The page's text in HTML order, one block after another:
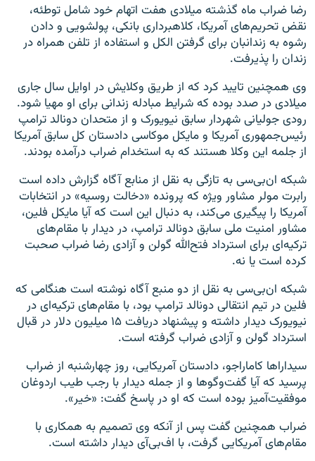
رضا ضراب ماه گذشته میلادی هفت اتهام خود شامل توطئه،
نقض تحریم‌های آمریکا، کلاهبرداری بانکی، پولشویی و دادن
رشوه به زندانبان برای گرفتن الکل و استفاده از تلفن همراه در
زندان را پذیرفت.
وی همچنین تایید کرد که از طریق وکلایش در اوایل سال جاری
میلادی در صدد بوده که شرایط مبادله زندانی برای او مهیا شود.
رودی جولیانی شهردار سابق نیویورک و از متحدان دونالد ترامپ
رئیس‌جمهوری آمریکا و مایکل موکاسی دادستان کل سابق آمریکا
از جلمه این وکلا هستند که به استخدام ضراب درآمده بودند.
شبکه ان‌بی‌سی به تازگی به نقل از منابع آگاه گزارش داده است
رابرت مولر مشاور ویژه که پرونده «دخالت روسیه» در انتخابات
آمریکا را پیگیری ‌می‌کند، به دنبال این است که آیا مایکل فلین،
مشاور امنیت ملی سابق دونالد ترامپ، در دیدار با مقام‌های
ترکیه‌ای برای استرداد فتح‌الله گولن و آزادی رضا ضراب صحبت
کرده است یا نه.
شبکه ان‌بی‌سی به نقل از دو منبع آگاه نوشته است هنگامی که
فلین در تیم انتقالی دونالد ترامپ بود، با مقام‌های ترکیه‌ای در
نیویورک دیدار داشته و پیشنهاد دریافت ۱۵ میلیون دلار در قبال
استرداد گولن و آزادی ضراب گرفته است.
سیداراها کاماراجو، دادستان آمریکایی، روز چهارشنبه از ضراب
پرسید که آیا گفت‌وگوها و از جمله دیدار با رجب طیب اردوغان
موفقیت‌آمیز بوده است که او در پاسخ گفت: «خیر».
ضراب همچنین گفت پس از آنکه وی تصمیم به همکاری با
مقام‌های آمریکایی گرفت، با اف‌بی‌آی دیدار داشته است.